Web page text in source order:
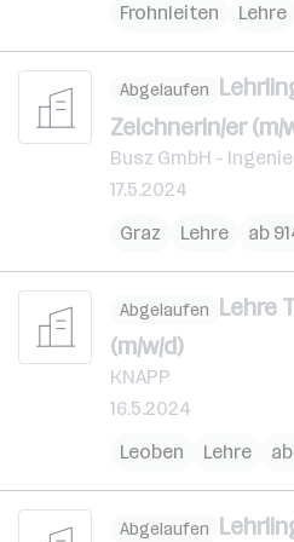
Frohnleiten
Lehre
Abgelaufen
Zeichnerin/er (m/
Busz GmbH -
17.5.2024
Graz
Lehre ab
Abgelaufen Lehre
(m/w/d)
KNAPP
16.5.2024
Leoben
Lehre
Abgelaufen